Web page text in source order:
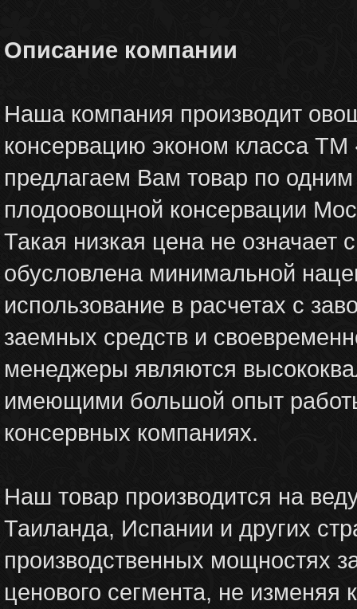
Описание компании
Наша компания производит
консервацию эконом класса
предлагаем Вам товар по
плодоовощной консервации
Такая низкая цена не означает
обусловлена минимальной
использование в расчетах с
заемных средств и
менеджеры являются
имеющими большой опыт
консервных компаниях.
Наш товар производится на
Таиланда, Испании и других
производственных мощностях
ценового сегмента, не изменяя